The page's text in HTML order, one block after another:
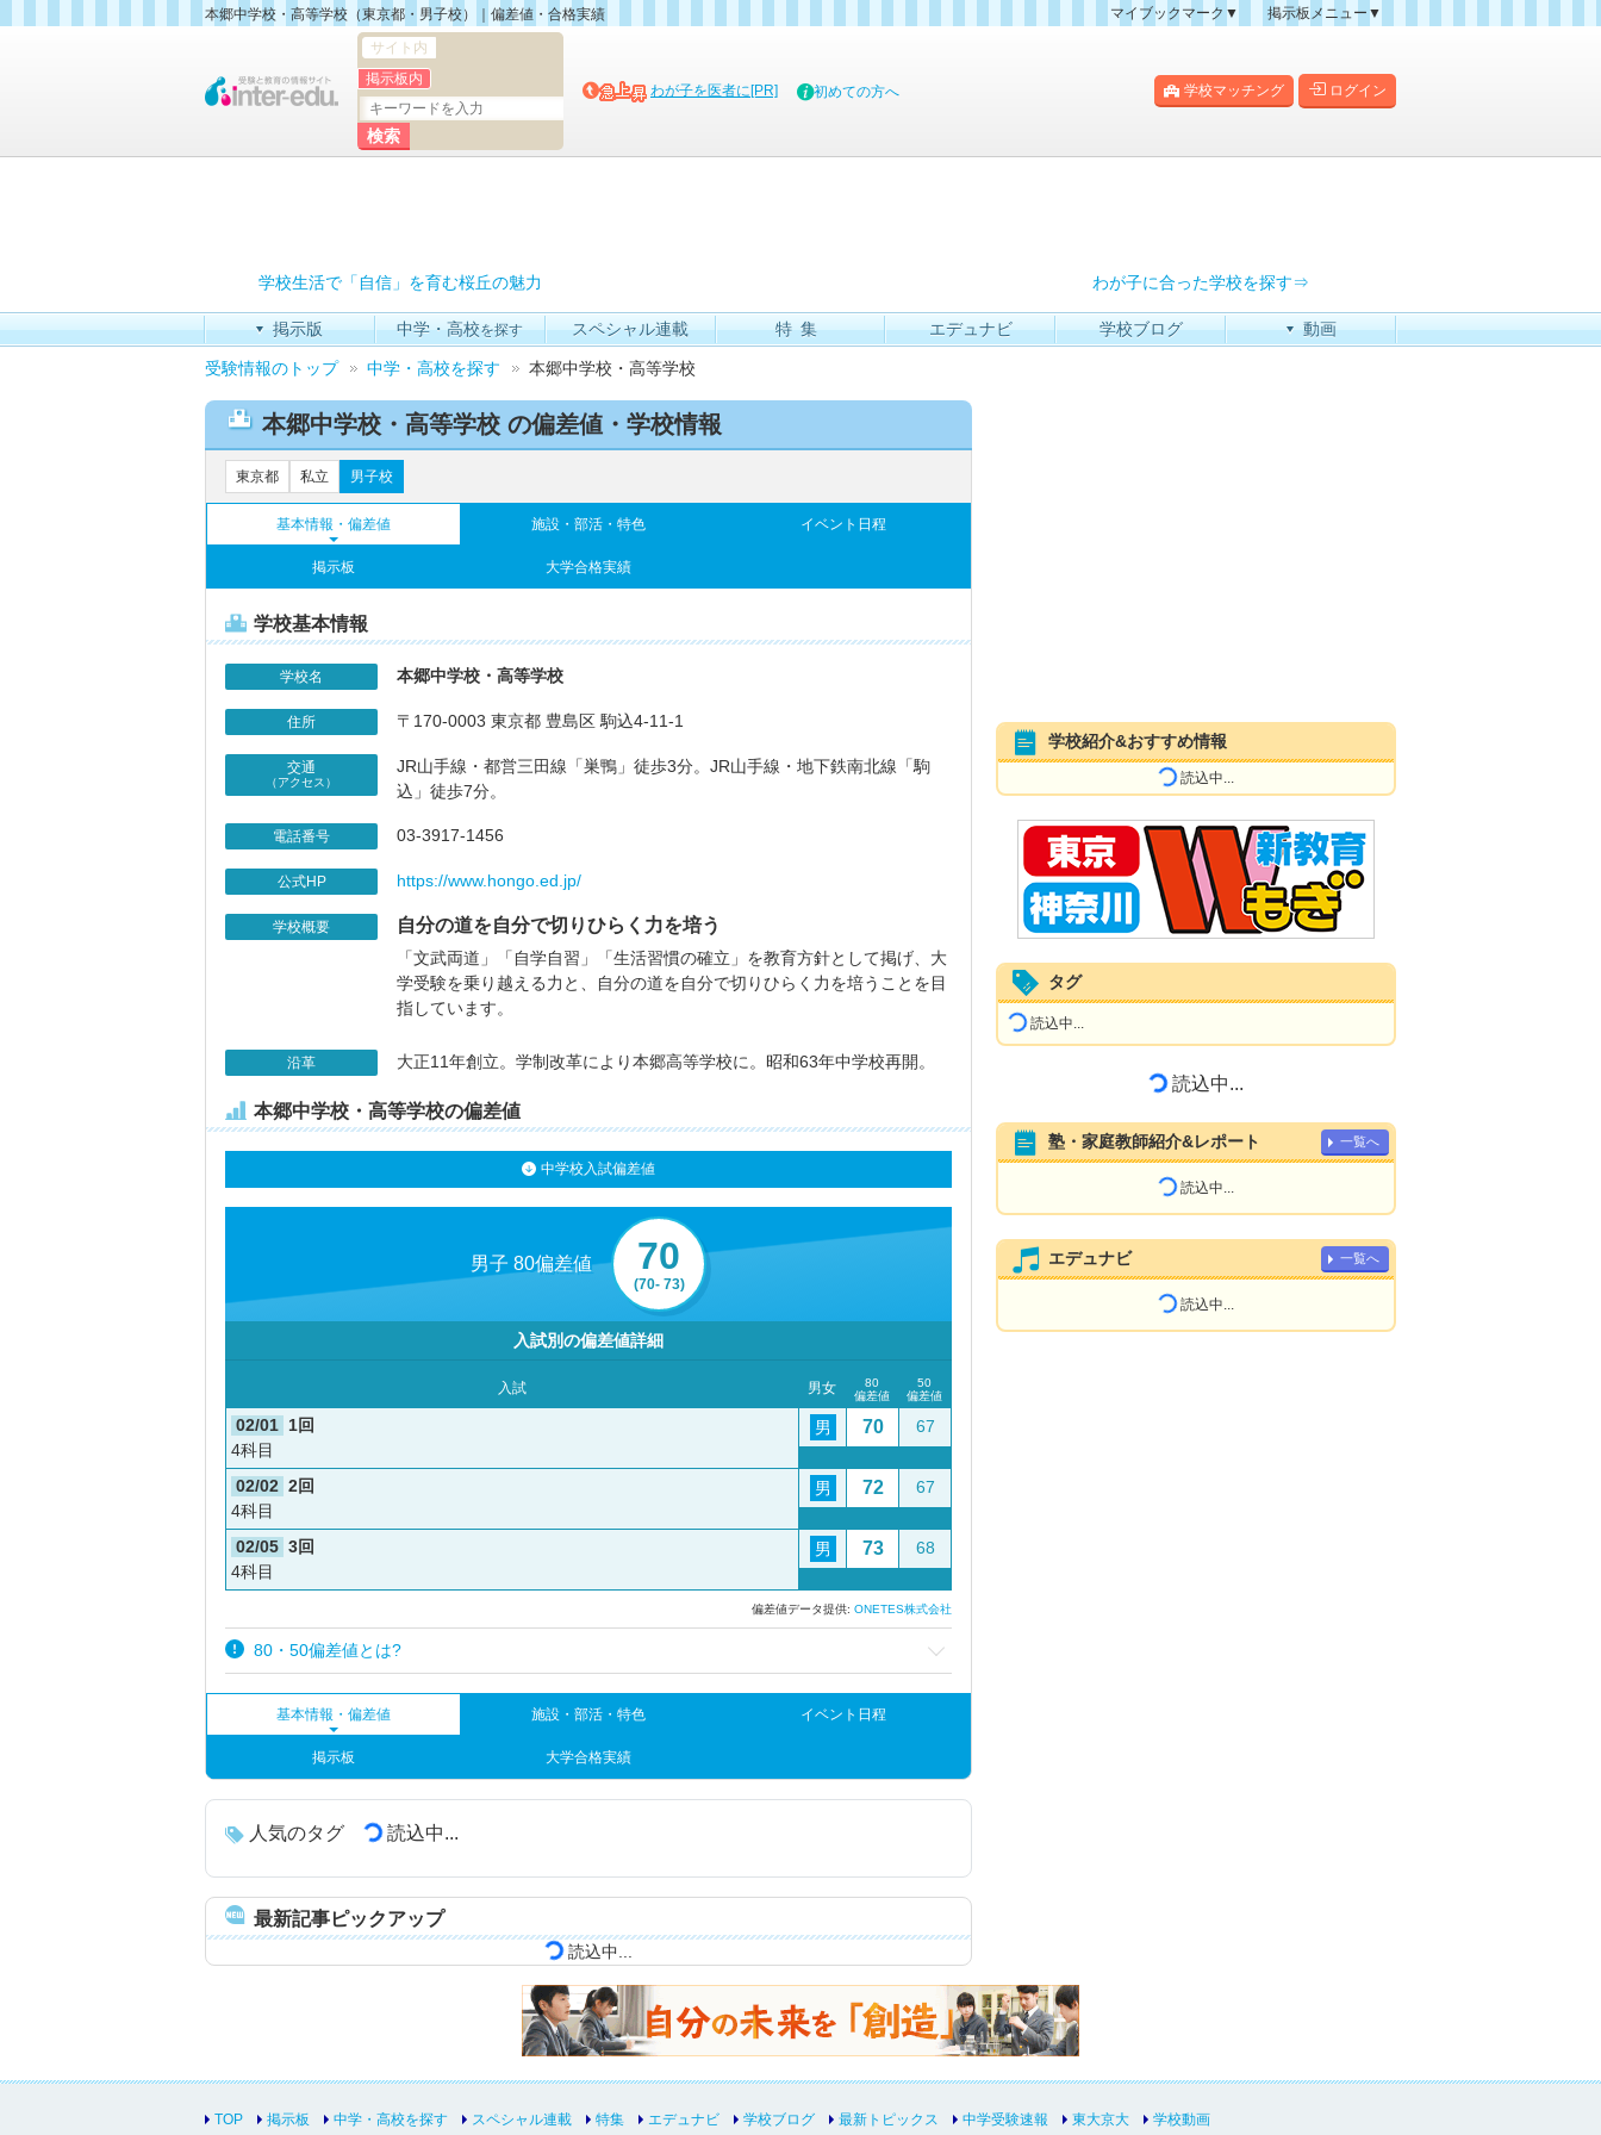
本郷中学校・高等学校（東京都・男子校）｜偏差値・合格実績
マイブックマーク▼
掲示板メニュー▼
掲示板マップ
人気スレッドランキング
学校マッチング ログイン
サイト内
掲示板内
わが子を医者に[PR] 初めての方へ
学校生活で「自信」を育む桜丘の魅力 わが子に合った学校を探す⇒
掲示版 中学・高校を探す スペシャル連載 特集 エデュナビ 学校ブログ 動画
受験情報のトップ 中学・高校を探す 本郷中学校・高等学校
本郷中学校・高等学校 の偏差値・学校情報
東京都 私立 男子校
基本情報・偏差値 施設・部活・特色 イベント日程
掲示板 大学合格実績
学校基本情報
学校名 本郷中学校・高等学校
住所 〒170-0003 東京都 豊島区 駒込4-11-1
交通
（アクセス）
JR山手線・都営三田線「巣鴨」徒歩3分。JR山手線・地下鉄南北線「駒
込」徒歩7分。
電話番号 03-3917-1456
公式HP https://www.hongo.ed.jp/
学校概要 自分の道を自分で切りひらく力を培う
「文武両道」「自学自習」「生活習慣の確立」を教育方針として掲げ、大
学受験を乗り越える力と、自分の道を自分で切りひらく力を培うことを目
指しています。
沿革 大正11年創立。学制改革により本郷高等学校に。昭和63年中学校再開。
本郷中学校・高等学校の偏差値
中学校入試偏差値
70
(70- 73)
男子 80偏差値
入試別の偏差値詳細
入試 男女
80
偏差値
50
偏差値
02/01 1回
4科目
男 70 67
02/02 2回
4科目
男 72 67
02/05 3回
4科目
男 73 68
偏差値データ提供: ONETES株式会社
80・50偏差値とは?
基本情報・偏差値 施設・部活・特色 イベント日程
掲示板 大学合格実績
人気のタグ 読込中...
最新記事ピックアップ
読込中...
学校紹介&おすすめ情報
読込中...
タグ
読込中...
読込中...
塾・家庭教師紹介&レポート 一覧へ
読込中...
エデュナビ 一覧へ
読込中...
TOP 掲示板 中学・高校を探す スペシャル連載 特集 エデュナビ 学校ブログ 最新トピックス 中学受験速報 東大京大 学校動画